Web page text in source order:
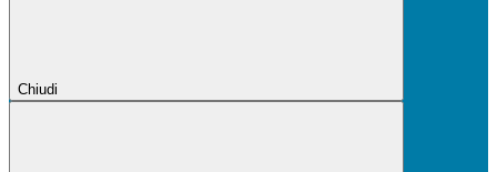
Chiudi